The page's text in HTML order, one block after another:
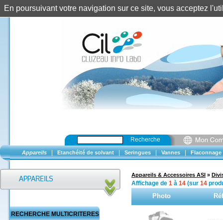
Recherche
Appareils Etanchéité de solvant Seringues Vannes Flaconnage
RECHERCHE MULTICRITERES
Appareils & Accessoires ASI »
Affichage de 1 à 14 (sur 14
Photo
En poursuivant votre navigation sur ce site, vous acceptez